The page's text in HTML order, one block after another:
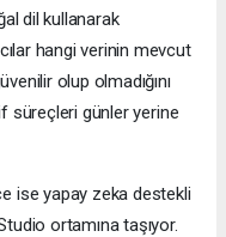
dil kullanarak
hangi verinin mevcut
olup olmadığını
süreçleri günler yerine
ise yapay zeka destekli
ortamına taşıyor.